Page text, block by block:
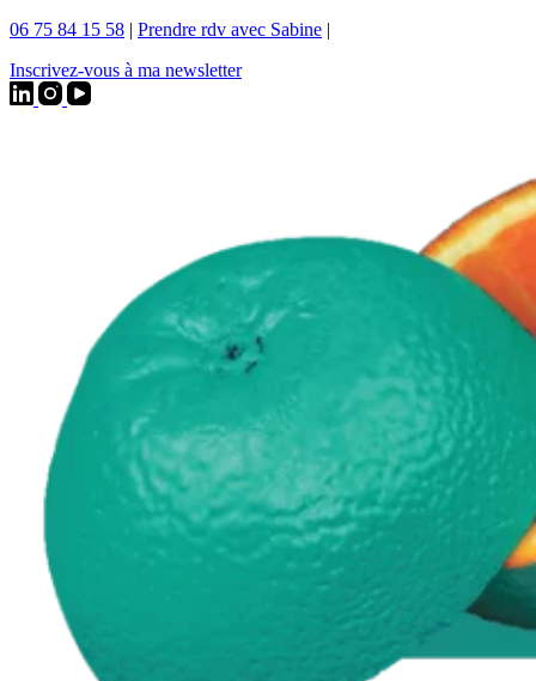
06 75 84 15 58 | Prendre rdv avec Sabine |
Inscrivez-vous à ma newsletter